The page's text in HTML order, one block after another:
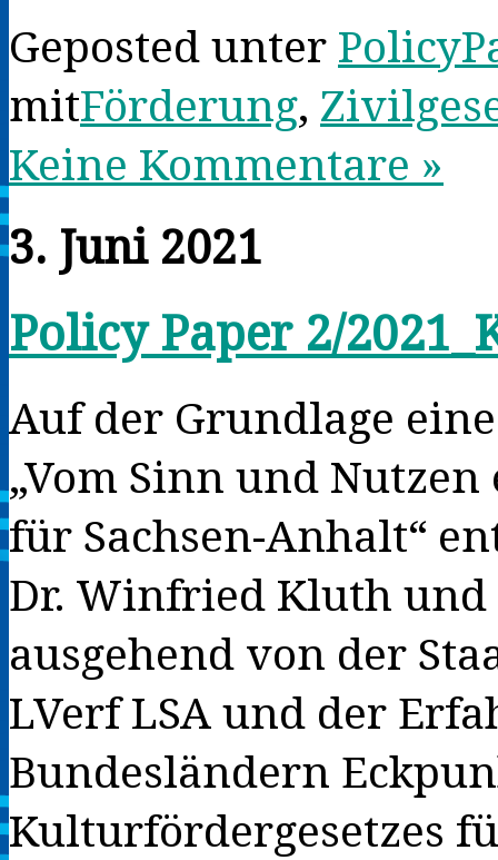
Geposted unter
mitFörderung,
Keine Kommentare »
3. Juni 2021
Policy Paper 2/
Auf der Grundlage
„Vom Sinn und
für Sachsen-Anhalt“
Dr. Winfried Kluth und
ausgehend von der
LVerf LSA und der
Bundesländern
Kulturfördergesetzes